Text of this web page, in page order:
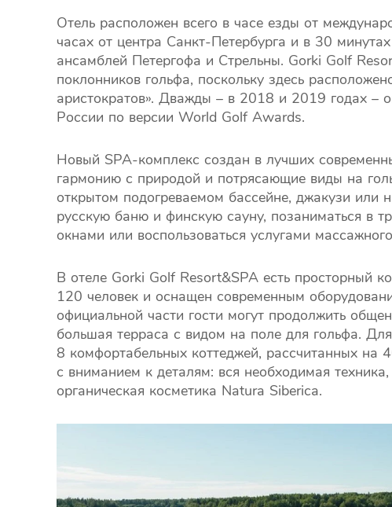
Отель расположен всего в часе езды от
часах от центра Санкт-Петербурга и в 30
ансамблей Петергофа и Стрельны. Gorki Golf
поклонников гольфа, поскольку здесь
аристократов». Дважды – в 2018 и 2019 годах –
России по версии World Golf Awards.
Новый SPA-комплекс создан в лучших
гармонию с природой и потрясающие виды на
открытом подогреваемом бассейне, джакузи или
русскую баню и финскую сауну, позаниматься в
окнами или воспользоваться услугами
В отеле Gorki Golf Resort&SPA есть просторный
120 человек и оснащен современным
официальной части гости могут продолжить
большая терраса с видом на поле для гольфа.
8 комфортабельных коттеджей, рассчитанных на
с вниманием к деталям: вся необходимая
органическая косметика Natura Siberica.